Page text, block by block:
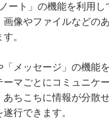
ート」の機能を利用し
像やファイルなどの
。
メッセージ」の機能
ーマごとにコミュニケ
あちこちに情報が分散
行できます。